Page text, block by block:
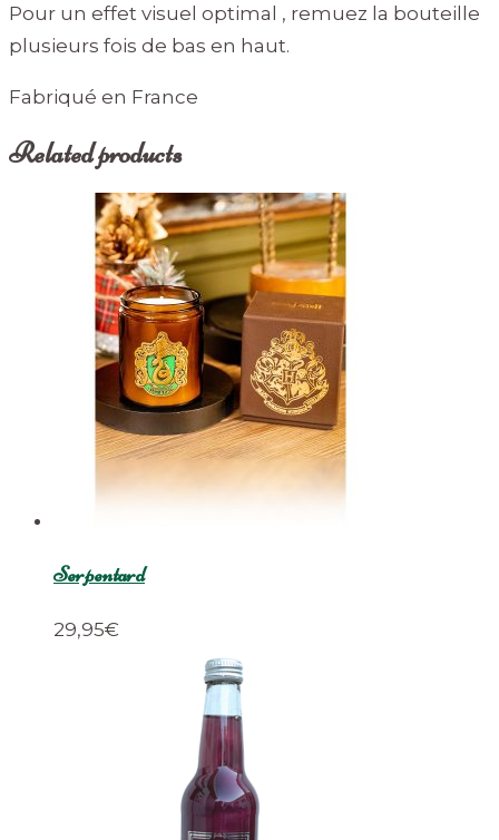
Pour un effet visuel optimal , remuez la bouteille
plusieurs fois de bas en haut.
Fabriqué en France
Related products
Serpentard
29,95€